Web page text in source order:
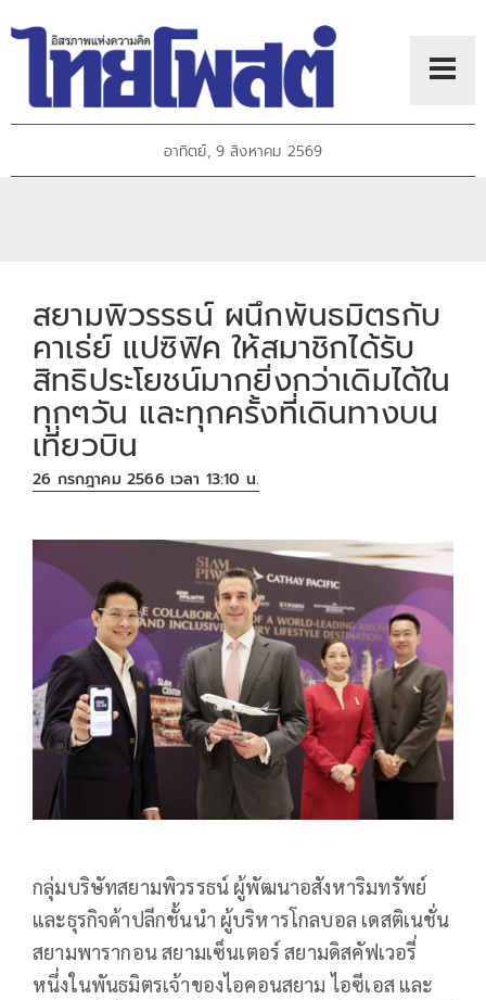
อาทิตย์, 9 สิงหาคม 2569
สยามพิวรรธน์ ผนึกพันธมิตรกับ
คาเธ่ย์ แปซิฟิค ให้สมาชิกได้รับ
สิทธิประโยชน์มากยิ่งกว่าเดิมได้ใน
ทุกๆวัน และทุกครั้งที่เดินทางบน
เที่ยวบิน
26 กรกฎาคม 2566 เวลา 13:10 น.
กลุ่มบริษัทสยามพิวรรธน์ ผู้พัฒนาอสังหาริมทรัพย์
และธุรกิจค้าปลีกชั้นนำ ผู้บริหารโกลบอล เดสติเนชั่น
สยามพารากอน สยามเซ็นเตอร์ สยามดิสคัฟเวอรี่
หนึ่งในพันธมิตรเจ้าของไอคอนสยาม ไอซีเอส และ